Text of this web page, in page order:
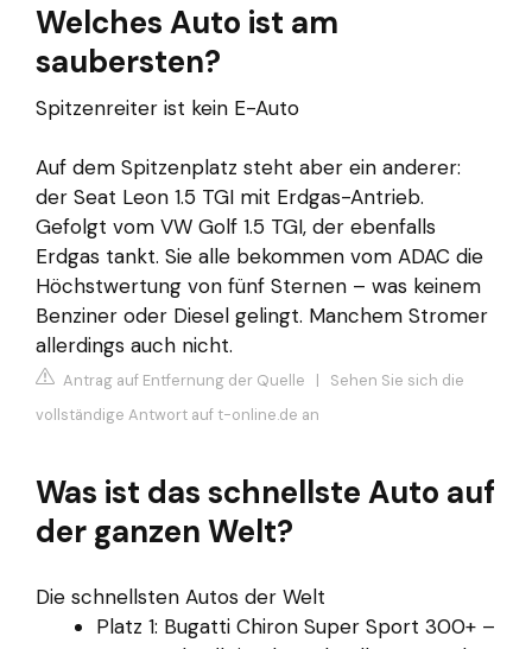
Welches Auto ist am
saubersten?
Spitzenreiter ist kein E-Auto
Auf dem Spitzenplatz steht aber ein anderer:
der Seat Leon 1.5 TGI mit Erdgas-Antrieb.
Gefolgt vom VW Golf 1.5 TGI, der ebenfalls
Erdgas tankt. Sie alle bekommen vom ADAC die
Höchstwertung von fünf Sternen – was keinem
Benziner oder Diesel gelingt. Manchem Stromer
allerdings auch nicht.
Antrag auf Entfernung der Quelle | Sehen Sie sich die
vollständige Antwort auf t-online.de an
Was ist das schnellste Auto auf
der ganzen Welt?
Die schnellsten Autos der Welt
Platz 1: Bugatti Chiron Super Sport 300+ –